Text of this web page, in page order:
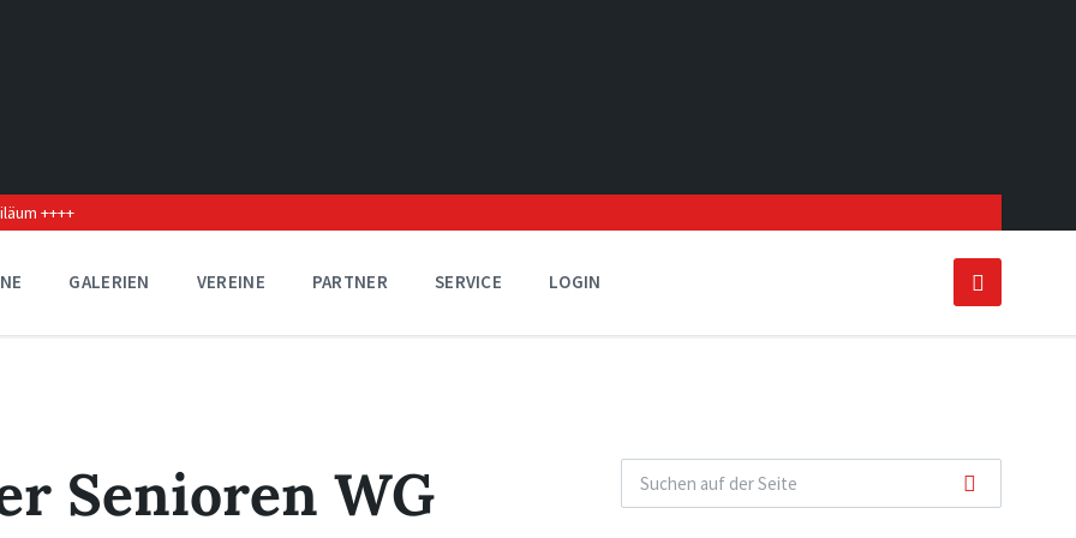
++++
GALERIEN VEREINE PARTNER SERVICE LOGIN
Senioren WG